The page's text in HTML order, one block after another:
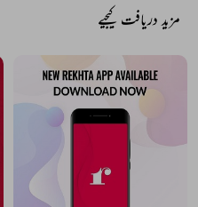
مزید دریافت کیجیے